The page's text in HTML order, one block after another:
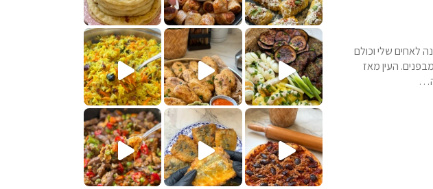
לאחים שלי וכולם
העין מאז
אז מה בשבילכם? בפ
לתשעת הימים, חשבתי מה לחדש לכם ונראה
אורז יצירתי לתשעת הימים ולכבוד שבת קודשלמתכון
נקראת ככה? ההסבר בסרטו
מז׳ווז׳ין או בתרגום לעברית, מחותניםמתכון ראש
שייטל מוקפץ עם אורז חביתה וירקות, למתכון . המרכי